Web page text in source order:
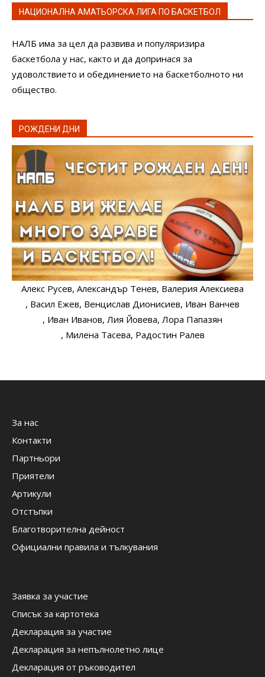
НАЦИОНАЛНА АМАТЬОРСКА ЛИГА ПО БАСКЕТБОЛ
НАЛБ има за цел да развива и популяризира
баскетбола у нас, както и да допринася за
удоволствието и обединението на баскетболното ни
общество.
РОЖДЕНИ ДНИ
Алекс Русев, Александър Тенев, Валерия Алексиева
, Васил Ежев, Венцислав Дионисиев, Иван Ванчев
, Иван Иванов, Лия Йовева, Лора Папазян
, Милена Тасева, Радостин Ралев
За нас
Контакти
Партньори
Приятели
Артикули
Отстъпки
Благотворителна дейност
Официални правила и тълкувания
Заявка за участие
Списък за картотека
Декларация за участие
Декларация за непълнолетно лице
Декларация от ръководител